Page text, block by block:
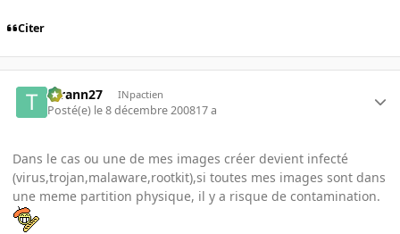
Citer
tyrann27 INpactien
Posté(e) le 8 décembre 200817 a
Dans le cas ou une de mes images créer devient infecté
(virus,trojan,malaware,rootkit),si toutes mes images sont dans
une meme partition physique, il y a risque de contamination.